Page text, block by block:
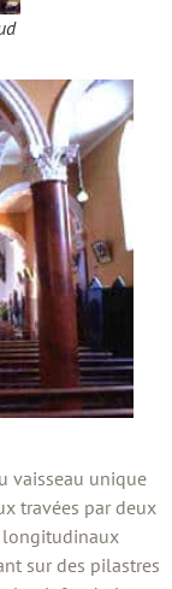
vaisseau unique
travées par deux
longitudinaux
sur des pilastres